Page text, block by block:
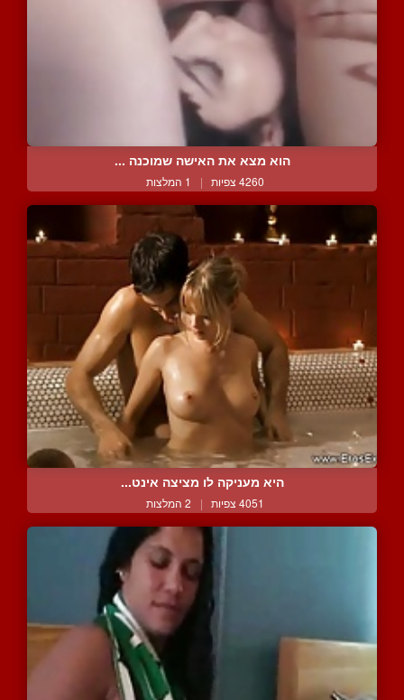
הוא מצא את האישה שמוכנה ...
4260 צפיות | 1 המלצות
היא מעניקה לו מציצה אינט...
4051 צפיות | 2 המלצות